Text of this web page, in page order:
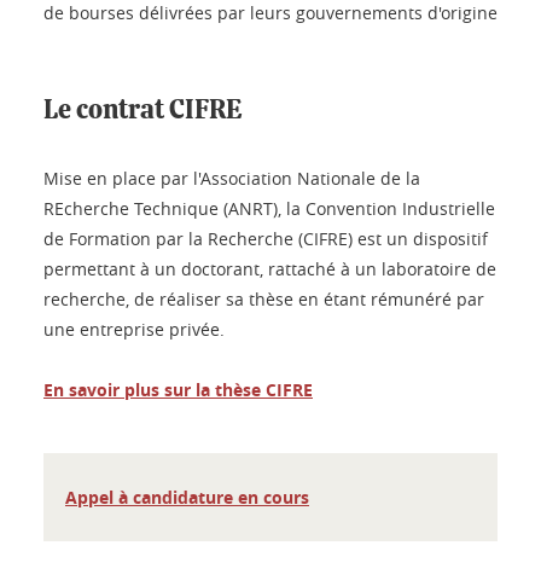
de bourses délivrées par leurs gouvernements d'origine
Le contrat CIFRE
Mise en place par l'Association Nationale de la
REcherche Technique (ANRT), la Convention Industrielle
de Formation par la Recherche (CIFRE) est un dispositif
permettant à un doctorant, rattaché à un laboratoire de
recherche, de réaliser sa thèse en étant rémunéré par
une entreprise privée.
En savoir plus sur la thèse CIFRE
Appel à candidature en cours